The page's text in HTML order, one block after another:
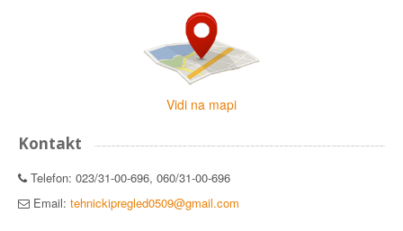
Vidi na mapi
Kontakt
Telefon: 023/31-00-696, 060/31-00-696
Email: tehnickipregled0509@gmail.com